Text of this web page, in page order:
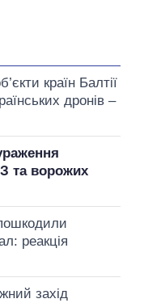
країн Балтії
дронів –
та ворожих
реакція
захід